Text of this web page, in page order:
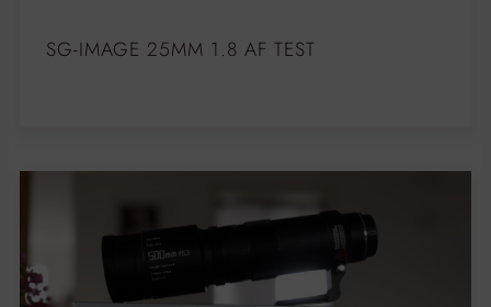
SG-IMAGE 25MM 1.8 AF TEST